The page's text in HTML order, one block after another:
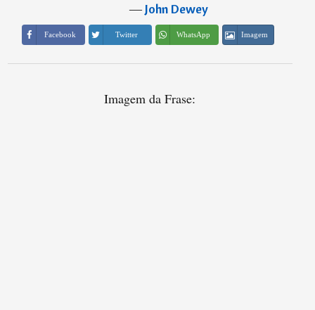
―John Dewey
Facebook Twitter WhatsApp Imagem
Imagem da Frase: